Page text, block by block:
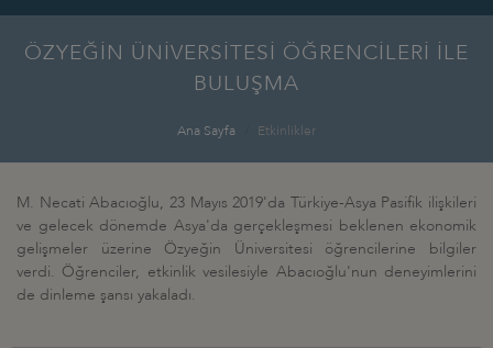
ÖZYEĞİN ÜNİVERSİTESİ ÖĞRENCİLERİ İLE
BULUŞMA
Ana Sayfa Etkinlikler
M. Necati Abacıoğlu, 23 Mayıs 2019'da Türkiye-Asya Pasifik ilişkileri
ve gelecek dönemde Asya'da gerçekleşmesi beklenen ekonomik
gelişmeler üzerine Özyeğin Üniversitesi öğrencilerine bilgiler
verdi. Öğrenciler, etkinlik vesilesiyle Abacıoğlu'nun deneyimlerini
de dinleme şansı yakaladı.